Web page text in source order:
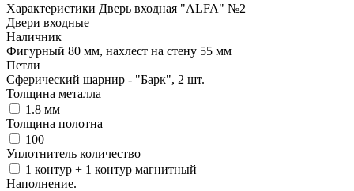
Характеристики Дверь входная "ALFA" №2
Двери входные
Наличник
Фигурный 80 мм, нахлест на стену 55 мм
Петли
Сферический шарнир - "Барк", 2 шт.
Толщина металла
1.8 мм
Толщина полотна
100
Уплотнитель количество
1 контур + 1 контур магнитный
Наполнение.